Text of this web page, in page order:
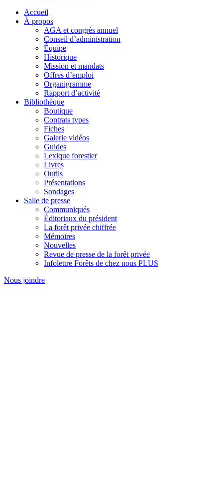
Accueil
À propos
AGA et congrès annuel
Conseil d’administration
Équipe
Historique
Mission et mandats
Offres d’emploi
Organigramme
Rapport d’activité
Bibliothèque
Boutique
Contrats types
Fiches
Galerie vidéos
Guides
Lexique forestier
Livres
Outils
Présentations
Sondages
Salle de presse
Communiqués
Éditoriaux du président
La forêt privée chiffrée
Mémoires
Nouvelles
Revue de presse de la forêt privée
Infolettre Forêts de chez nous PLUS
Nous joindre